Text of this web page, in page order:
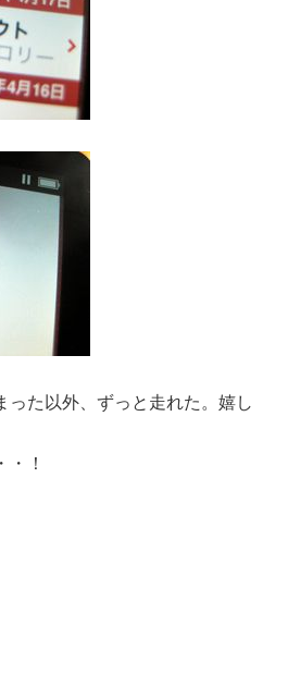
った以外、ずっと走れた。嬉し
・！